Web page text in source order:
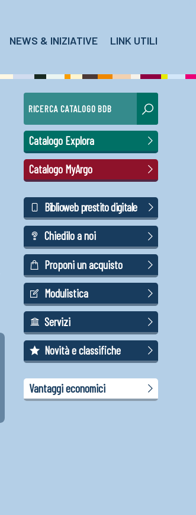
NEWS & INIZIATIVE LINK UTILI
RICERCA CATALOGO BDB
Catalogo Explora
Catalogo MyArgo
Biblioweb prestito digitale
Chiedilo a noi
Proponi un acquisto
Modulistica
Servizi
Novità e classifiche
Vantaggi economici